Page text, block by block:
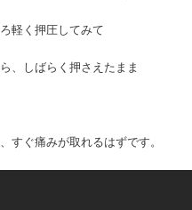
軽く押圧してみて
、しばらく押さえたまま
すぐ痛みが取れるはずです。